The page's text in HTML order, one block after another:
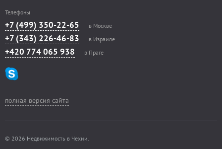
Телефоны
+7 (499) 350-22-65 в Москве
+7 (343) 226-46-83 в Израиле
+420 774 065 938 в Праге
полная версия сайта
© 2026 Недвижимость в Чехии.